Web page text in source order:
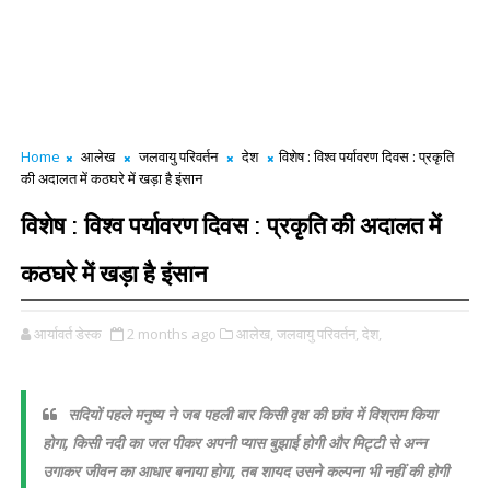
Home आलेख जलवायु परिवर्तन देश
विशेष : विश्व पर्यावरण दिवस : प्रकृति
की अदालत में कठघरे में खड़ा है इंसान
विशेष : विश्व पर्यावरण दिवस : प्रकृति की अदालत में
कठघरे में खड़ा है इंसान
आर्यावर्त डेस्क 2 months ago आलेख, जलवायु परिवर्तन, देश,
सदियों पहले मनुष्य ने जब पहली बार किसी वृक्ष की छांव में विश्राम किया
होगा, किसी नदी का जल पीकर अपनी प्यास बुझाई होगी और मिट्टी से अन्न
उगाकर जीवन का आधार बनाया होगा, तब शायद उसने कल्पना भी नहीं की होगी